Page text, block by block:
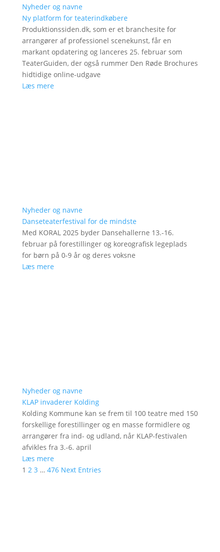
Nyheder og navne
Ny platform for teaterindkøbere
Produktionssiden.dk, som er et branchesite for
arrangører af professionel scenekunst, får en
markant opdatering og lanceres 25. februar som
TeaterGuiden, der også rummer Den Røde Brochures
hidtidige online-udgave
Læs mere
Nyheder og navne
Danseteaterfestival for de mindste
Med KORAL 2025 byder Dansehallerne 13.-16.
februar på forestillinger og koreografisk legeplads
for børn på 0-9 år og deres voksne
Læs mere
Nyheder og navne
KLAP invaderer Kolding
Kolding Kommune kan se frem til 100 teatre med 150
forskellige forestillinger og en masse formidlere og
arrangører fra ind- og udland, når KLAP-festivalen
afvikles fra 3.-6. april
Læs mere
1 2 3 … 476 Next Entries